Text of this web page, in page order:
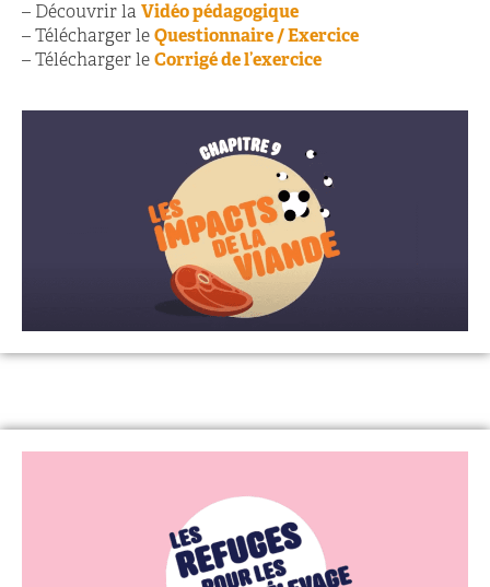
– Découvrir la Vidéo pédagogique
– Télécharger le Questionnaire / Exercice
– Télécharger le Corrigé de l’exercice